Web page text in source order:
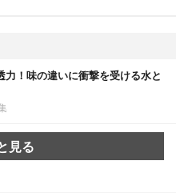
力！味の違いに衝撃を受ける水と
見る